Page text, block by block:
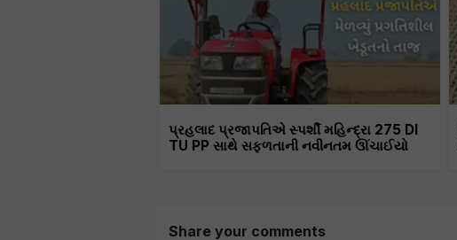
પ્રહલાદ પ્રજાપતિએ સ્પર્શી મહિન્દ્રા 275 DI
TU PP સાથે સફળતાની નવીનતમ ઊંચાઈયો
Share your comments